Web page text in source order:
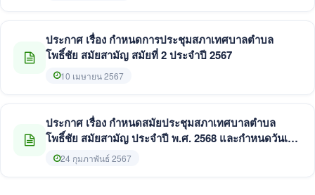
ประกาศ เรื่อง กำหนดการประชุมสภาเทศบาลตำบล
โพธิ์ชัย สมัยสามัญ สมัยที่ 2 ประจำปี 2567
10 เมษายน 2567
ประกาศ เรื่อง กำหนดสมัยประชุมสภาเทศบาลตำบล
โพธิ์ชัย สมัยสามัญ ประจำปี พ.ศ. 2568 และกำหนดวันเริ่ม
ประชุมสมัยสามัญ สมัยแรก ประจำปี พ.ศ. 2569
24 กุมภาพันธ์ 2567